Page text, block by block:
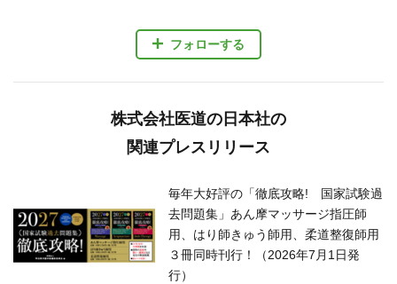
フォローする
株式会社医道の日本社の
関連プレスリリース
毎年大好評の「徹底攻略! 国家試験過
去問題集」あん摩マッサージ指圧師
用、はり師きゅう師用、柔道整復師用
３冊同時刊行！（2026年7月1日発
行）